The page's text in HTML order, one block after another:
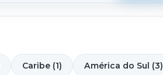
Caribe (1) América do Sul (3)